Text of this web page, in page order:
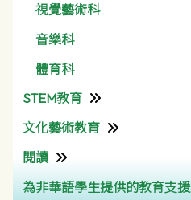
視覺藝術科
音樂科
體育科
STEM教育
資訊科技組
文化藝術教育
彩天文化藝術月
閱讀
圖書館
為非華語學生提供的教育支援